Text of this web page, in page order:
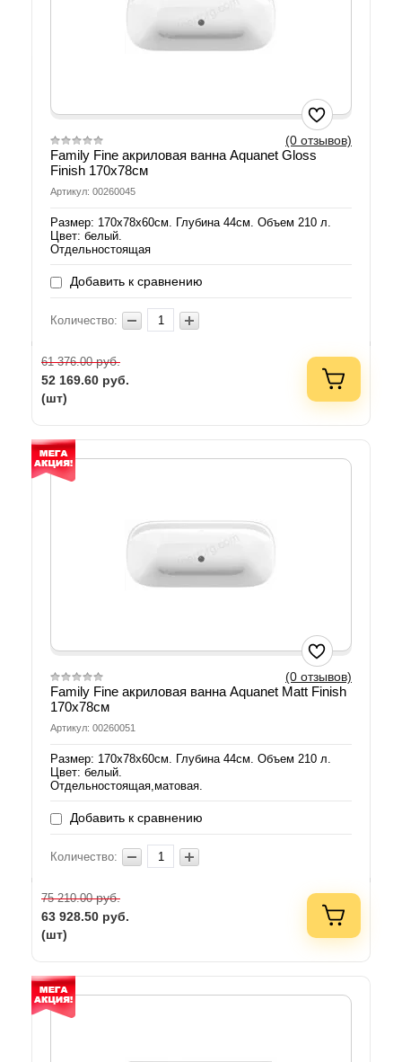
(0 отзывов)
Family Fine акриловая ванна Aquanet Gloss
Finish 170х78см
Артикул: 00260045
Размер: 170х78х60см. Глубина 44см. Объем 210 л.
Цвет: белый.
Отдельностоящая
Добавить к сравнению
Количество:
61 376.00руб.
52 169.60 руб.
(шт)
(0 отзывов)
Family Fine акриловая ванна Aquanet Matt Finish
170х78см
Артикул: 00260051
Размер: 170х78х60см. Глубина 44см. Объем 210 л.
Цвет: белый.
Отдельностоящая,матовая.
Добавить к сравнению
Количество:
75 210.00руб.
63 928.50 руб.
(шт)